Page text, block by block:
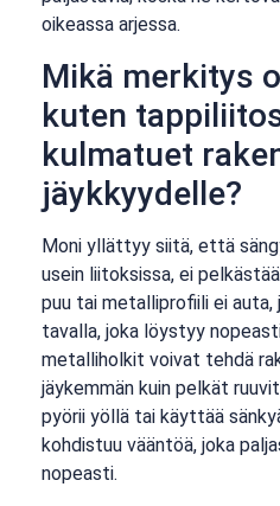
oikeassa arjessa.
Mikä merkitys
kuten
kulmatuet
jäykkyydelle?
Moni yllättyy siitä, että
usein liitoksissa, ei
puu tai metalliprofiili ei
tavalla, joka löystyy
metalliholkit voivat tehdä
jäykemmän kuin pelkät
pyörii yöllä tai käyttää
kohdistuu vääntöä, joka
nopeasti.